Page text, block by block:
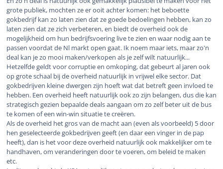
grote publiek, mochten ze er ooit achter komen: het beboette
gokbedrijf kan zo laten zien dat ze goede bedoelingen hebben, kan zo
laten zien dat ze zich verbeteren, en biedt de overheid ook de
mogelijkheid om hun bedrijfsvoering live te zien en waar nodig aan te
passen voordat de Nl markt open gaat. Ik noem maar iets, maar zo'n
deal kan je zo mooi maken/verkopen als je zelf wilt natuurlijk...
Hetzelfde geldt voor corruptie en omkoping, dat gebeurt al jaren ook
op grote schaal bij de overheid natuurlijk in vrijwel elke sector. Dat
gokbedrijven kleine dwergen zijn hoeft wat dat betreft geen invloed te
hebben. Een overheid heeft natuurlijk ook zo zijn belangen, dus die kan
strategisch gezien bepaalde deals aangaan om zo zelf beter uit de bus
te komen of een win-win situatie te creëren.
Als de overheid het gros van de macht aan (even als voorbeeld) 5 door
hen geselecteerde gokbedrijven geeft (en daar een vinger in de pap
heeft), dan is het voor deze overheid natuurlijk ook makkelijker om te
handhaven, om veranderingen door te voeren, om beleid te maken
etc.